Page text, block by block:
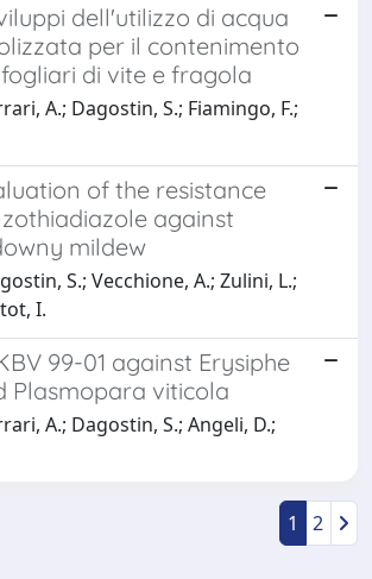
dell'utilizzo di acqua
per il contenimento
di vite e fragola
A.; Dagostin, S.; Fiamingo, F.;
of the resistance
against
mildew
S.; Vecchione, A.; Zulini, L.;
I.
99-01 against Erysiphe
Plasmopara viticola
A.; Dagostin, S.; Angeli, D.;
1 2